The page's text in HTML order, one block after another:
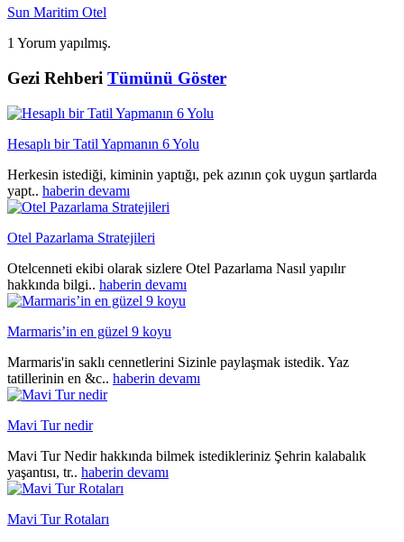
Sun Maritim Otel
1 Yorum yapılmış.
Gezi Rehberi Tümünü Göster
Hesaplı bir Tatil Yapmanın 6 Yolu
Herkesin istediği, kiminin yaptığı, pek azının çok uygun şartlarda
yapt.. haberin devamı
Otel Pazarlama Stratejileri
Otelcenneti ekibi olarak sizlere Otel Pazarlama Nasıl yapılır
hakkında bilgi.. haberin devamı
Marmaris’in en güzel 9 koyu
Marmaris'in saklı cennetlerini Sizinle paylaşmak istedik. Yaz
tatillerinin en &c.. haberin devamı
Mavi Tur nedir
Mavi Tur Nedir hakkında bilmek istedikleriniz Şehrin kalabalık
yaşantısı, tr.. haberin devamı
Mavi Tur Rotaları